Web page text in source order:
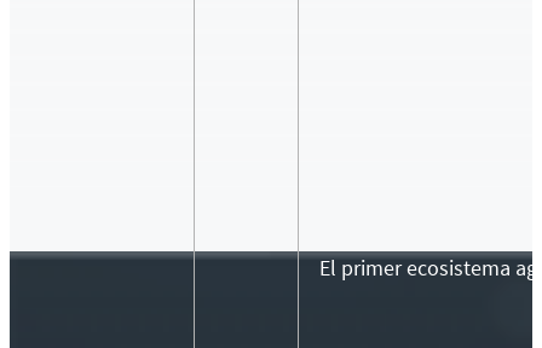
El primer ecosistema